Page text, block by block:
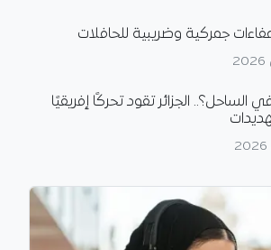
إعفاءات جمركية وضريبية للحافلات
الساحل؟.. الجزائر تقود تحركًا إفريقيًا